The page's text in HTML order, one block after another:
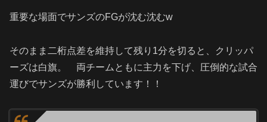
重要な場面でサンズのFGが沈む沈むw
そのまま二桁点差を維持して残り 1分を切ると、クリッパ
ーズは白旗。 両チームともに主力を下げ、圧倒的な試合
運びでサンズが勝利しています！！